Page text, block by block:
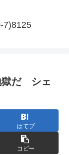
7)8125
獄だ シェ
はてブ
コピー